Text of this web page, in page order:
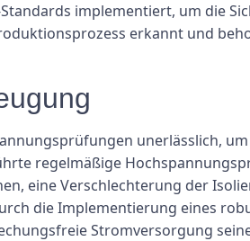
implementiert, um die
erkannt und
unerlässlich,
regelmäßige
eine Verschlechterung der
die Implementierung eines
Stromversorgung